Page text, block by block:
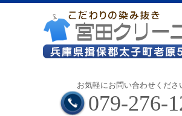
お気軽にお問い合わせくださ
079-276-